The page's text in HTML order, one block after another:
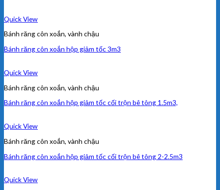
Quick View
Bánh răng côn xoắn, vành chậu
Bánh răng côn xoắn hộp giảm tốc 3m3
Quick View
Bánh răng côn xoắn, vành chậu
Bánh răng côn xoắn hộp giảm tốc cối trộn bê tông 1.5m3,
Quick View
Bánh răng côn xoắn, vành chậu
Bánh răng côn xoắn hộp giảm tốc cối trộn bê tông 2-2.5m3
Quick View